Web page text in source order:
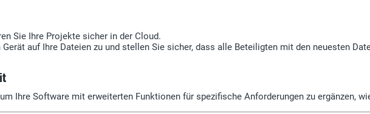
Sie Ihre Projekte sicher in der Cloud.
auf Ihre Dateien zu und stellen Sie sicher, dass alle Beteiligten mit den neuesten
Ihre Software mit erweiterten Funktionen für spezifische Anforderungen zu ergänzen,